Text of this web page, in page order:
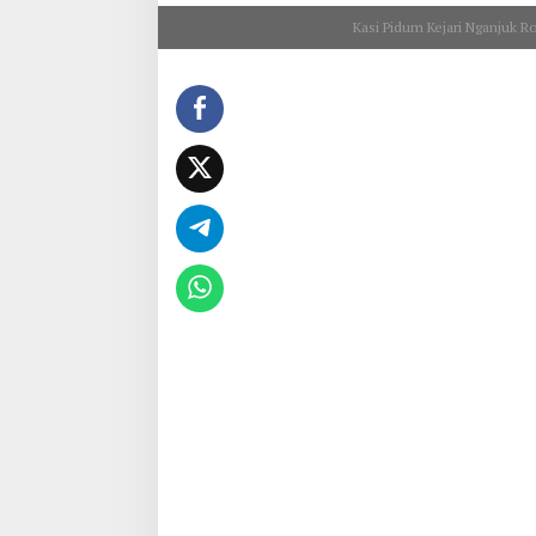
Kasi Pidum Kejari Nganjuk